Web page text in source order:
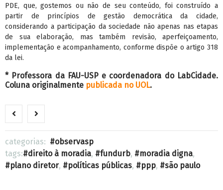
PDE, que, gostemos ou não de seu conteúdo, foi construído a
partir de princípios de gestão democrática da cidade,
considerando a participação da sociedade não apenas nas etapas
de sua elaboração, mas também revisão, aperfeiçoamento,
implementação e acompanhamento, conforme dispõe o artigo 318
da lei.
* Professora da FAU-USP e coordenadora do LabCidade.
Coluna originalmente publicada no UOL.
categorias:
observasp
tags:
direito à moradia, fundurb, moradia digna,
plano diretor, políticas públicas, ppp, são paulo